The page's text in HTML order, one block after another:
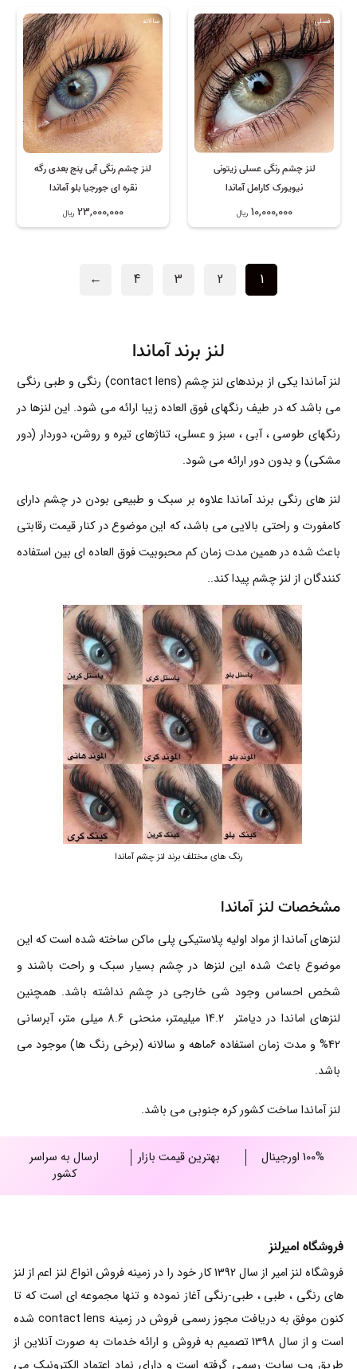
لنز چشم رنگی عسلی زیتونی
نیویورک کارامل آماندا
10,000,000 ریال
فصلی
لنز چشم رنگی آبی پنج بعدی رگه
نقره ای جورجیا بلو آماندا
23,000,000 ریال
سالانه
1
2
3
4
←
لنز برند آماندا
لنز آماندا
یکی از برندهای لنز چشم (contact lens) رنگی و طبی رنگی
می باشد که در طیف رنگهای فوق العاده زیبا ارائه می شود. این لنزها در
رنگهای طوسی ، آبی ، سبز و عسلی، تناژهای تیره و روشن، دوردار (دور
مشکی) و بدون دور ارائه می شود.
لنز های رنگی برند آماندا علاوه بر سبک و طبیعی بودن در چشم دارای
کامفورت و راحتی بالایی می باشد، که این موضوع در کنار قیمت رقابتی
باعث شده در همین مدت زمان کم محبوبیت فوق العاده ای بین استفاده
کنندگان از لنز چشم پیدا کند..
رنگ های مختلف برند لنز چشم آماندا
مشخصات لنز آماندا
لنزهای آماندا از مواد اولیه پلاستیکی پلی ماکن ساخته شده است که این
موضوع باعث شده این لنزها در چشم بسیار سبک و راحت باشند و
شخص احساس وجود شی خارجی در چشم نداشته باشد. همچنین
لنزهای اماندا در دیامتر 14.2 میلیمتر، منحنی 8.6 میلی متر، آبرسانی
42% و مدت زمان استفاده 6ماهه و سالانه (برخی رنگ ها) موجود می
باشد.
لنز آماندا ساخت کشور کره جنوبی می باشد.
100% اورجینال بهترین قیمت بازار
ارسال به سراسر
کشور
فروشگاه امیرلنز
فروشگاه لنز امیر از سال 1392 کار خود را در زمینه فروش انواع لنز اعم از لنز
های رنگی ، طبی ، طبی-رنگی آغاز نموده و تنها مجموعه ای است که تا
کنون موفق به دریافت مجوز رسمی فروش در زمینه contact lens شده
است و از سال 1398 تصمیم به فروش و ارائه خدمات به صورت آنلاین از
طریق وب سایت رسمی گرفته است و دارای نماد اعتماد الکترونیک می